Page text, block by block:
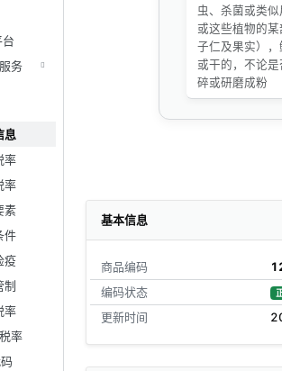
务
息
率
率
素
件
疫
制
率
率
虫、杀菌或类
或这些植物的
子仁及果实）
或干的，不论
碎或研磨成粉
基本信息
商品编码
编码状态
更新时间